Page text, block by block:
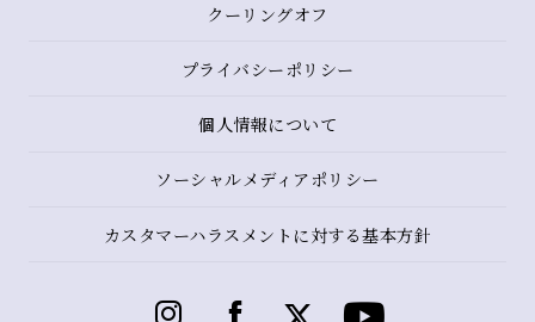
クーリングオフ
プライバシーポリシー
個人情報について
ソーシャルメディアポリシー
カスタマーハラスメントに対する基本方針